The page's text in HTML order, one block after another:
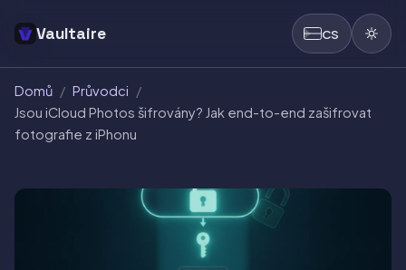
Vaultaire CS
Domů / Průvodci /
Jsou iCloud Photos šifrovány? Jak end-to-end zašifrovat
fotografie z iPhonu